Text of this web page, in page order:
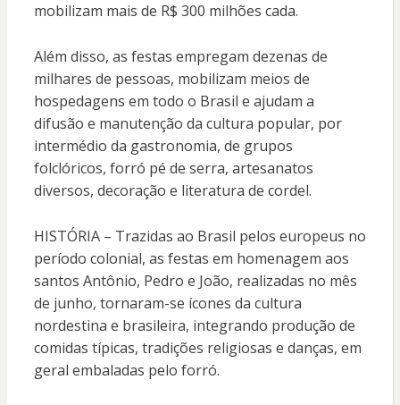
mobilizam mais de R$ 300 milhões cada.
Além disso, as festas empregam dezenas de
milhares de pessoas, mobilizam meios de
hospedagens em todo o Brasil e ajudam a
difusão e manutenção da cultura popular, por
intermédio da gastronomia, de grupos
folclóricos, forró pé de serra, artesanatos
diversos, decoração e literatura de cordel.
HISTÓRIA – Trazidas ao Brasil pelos europeus no
período colonial, as festas em homenagem aos
santos Antônio, Pedro e João, realizadas no mês
de junho, tornaram-se ícones da cultura
nordestina e brasileira, integrando produção de
comidas típicas, tradições religiosas e danças, em
geral embaladas pelo forró.